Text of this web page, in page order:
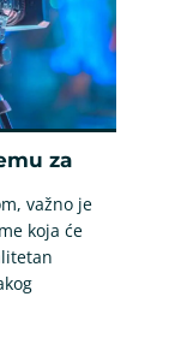
za
važno je
koja će